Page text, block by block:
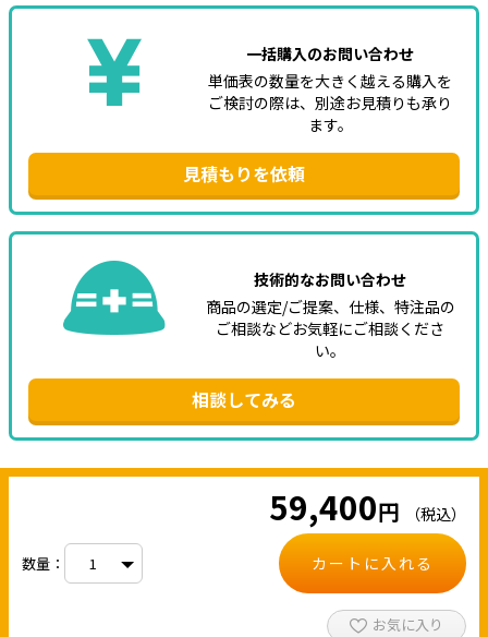
一括購入のお問い合わせ
単価表の数量を大きく越える購入を
ご検討の際は、別途お見積りも承り
ます。
見積もりを依頼
技術的なお問い合わせ
商品の選定/ご提案、仕様、特注品の
ご相談などお気軽にご相談くださ
い。
相談してみる
59,400円 （税込）
数量： カートに入れる
お気に入り